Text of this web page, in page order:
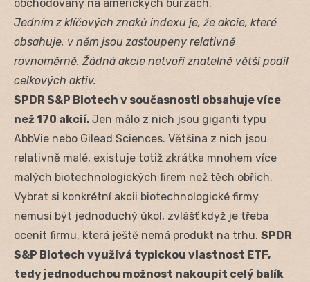
obchodovány na amerických burzách.
Jedním z klíčových znaků indexu je, že akcie, které
obsahuje, v něm jsou zastoupeny relativně
rovnoměrně. Žádná akcie netvoří znatelně větší podíl
celkových aktiv.
SPDR S&P Biotech v současnosti obsahuje více
než 170 akcií. Jen málo z nich jsou giganti typu
AbbVie nebo Gilead Sciences. Většina z nich jsou
relativně malé, existuje totiž zkrátka mnohem více
malých biotechnologických firem než těch obřích.
Vybrat si konkrétní akcii biotechnologické firmy
nemusí být jednoduchý úkol, zvlášť když je třeba
ocenit firmu, která ještě nemá produkt na trhu. SPDR
S&P Biotech využívá typickou vlastnost ETF,
tedy jednoduchou možnost nakoupit celý balík